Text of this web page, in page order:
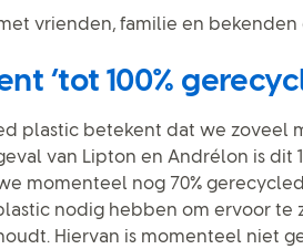
vrienden, familie en
‘tot 100%
plastic betekent dat we
van Lipton en Andrélon is dit
momenteel nog 70%
nodig hebben om ervoor te
Hiervan is momenteel niet